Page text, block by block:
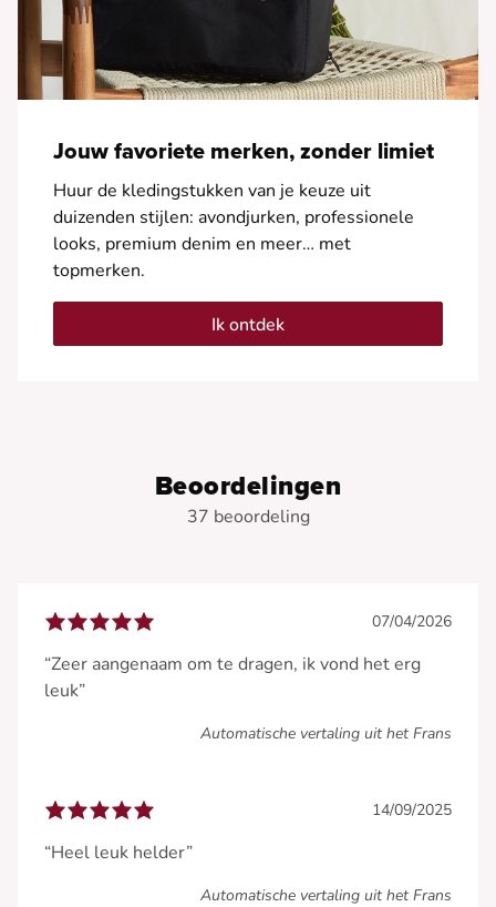
Jouw favoriete merken, zonder limiet
Huur de kledingstukken van je keuze uit
duizenden stijlen: avondjurken, professionele
looks, premium denim en meer… met
topmerken.
Ik ontdek
Beoordelingen
37 beoordeling
07/04/2026
“Zeer aangenaam om te dragen, ik vond het erg
leuk”
Automatische vertaling uit het Frans
14/09/2025
“Heel leuk helder”
Automatische vertaling uit het Frans